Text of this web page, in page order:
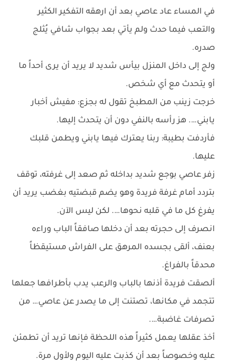
في المساء عاد عاصي بعد أن ارهقه التفكير الكثير
والتعب فيما حدث ولم يأتي بعد بجواب شافي يُثلج
صدره.
ولج إلى داخل المنزل بيأس شديد لا يريد أن يرى أحداً ما
أو يتحدث مع أي شخص.
خرجت زينب من المطبخ تقول له بجزع: مفيش أخبار
يابني…. هز رأسه بالنفي دون أن يتحدث إليها.
فأردفت بطيبة: ربنا يعترك فيها يابني ويطمن قلبك
عليها.
زفر عاصي بوجع شديد بداخله ثم صعد إلى غرفته، توقف
بتردد أمام غرفة فريدة وهو يضم قبضتيه بغضب يريد أن
يفرغ كل ما في قلبه نحوها…. لكن ليس الآن.
انصرف إلى حجرته بعد أن دخلها صافقاً الباب وراءه
بعنف، ألقى بجسده المرهق على الفراش مستيقظاً
محدقاً بالفراغ.
ألصقت فريدة أذنها بالباب والرعب يدب بأطرافها جعلها
تتجمد في مكانها، تصتنت إلى ما يصدر عن عاصي… من
تصرفات غاضبة….
أخذ عقلها يعمل كثيراً هذه اللحظة فإنها تريد أن تطمئن
عليه وخصوصاً بعد أن كذبت عليه اليوم ولأول مرة.